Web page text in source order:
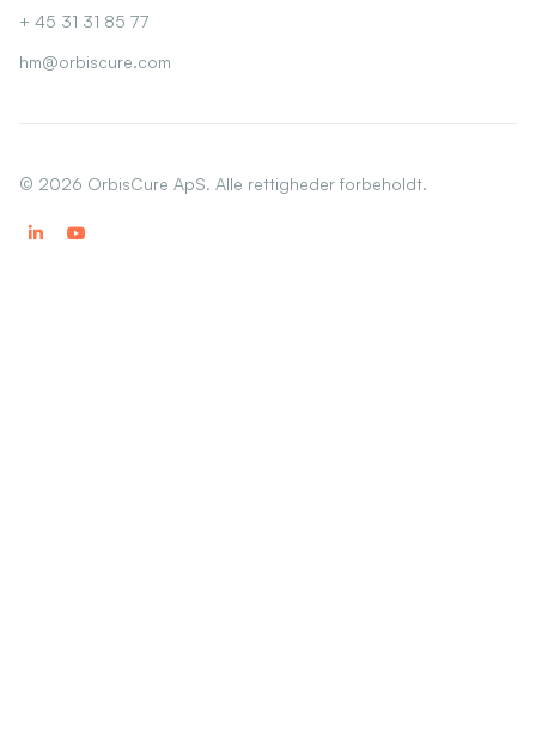
+ 45 31 31 85 77
hm@orbiscure.com
© 2026 OrbisCure ApS. Alle rettigheder forbeholdt.
 